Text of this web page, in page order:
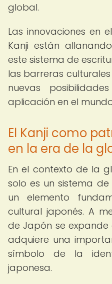
global.
Las innovaciones en
Kanji están
este sistema de
las barreras
nuevas
aplicación en el
El Kanji como
en la era de la
En el contexto de la
solo es un sistema
un elemento
cultural japonés. A
de Japón se expande
adquiere una
símbolo de la
japonesa.